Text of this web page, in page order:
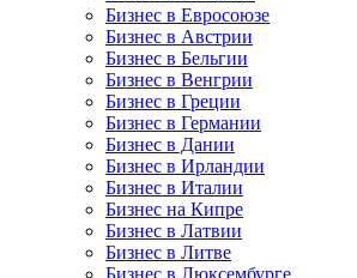
Бизнес в Евросоюзе
Бизнес в Австрии
Бизнес в Бельгии
Бизнес в Венгрии
Бизнес в Греции
Бизнес в Германии
Бизнес в Дании
Бизнес в Ирландии
Бизнес в Италии
Бизнес на Кипре
Бизнес в Латвии
Бизнес в Литве
Бизнес в Люксембурге